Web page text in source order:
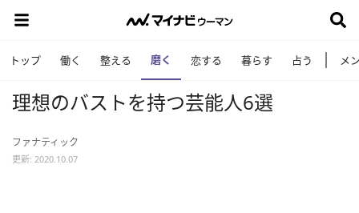
トップ 働く 整える 磨く 恋する 暮らす 占う メ
理想のバストを持つ芸能人6選
ファナティック
更新: 2020.10.07